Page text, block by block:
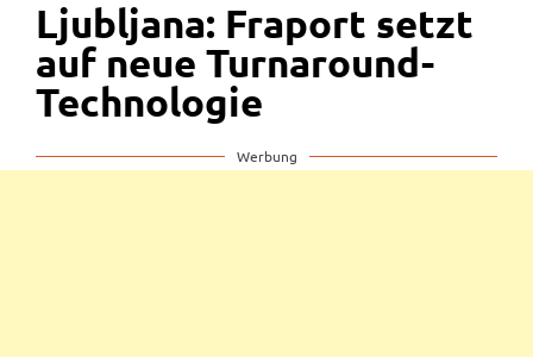
Ljubljana: Fraport setzt
auf neue Turnaround-
Technologie
Werbung